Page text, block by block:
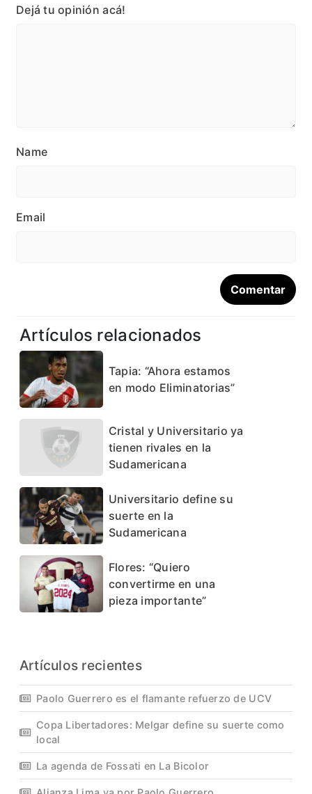
Dejá tu opinión acá!
Name
Email
Artículos relacionados
Tapia: “Ahora estamos
en modo Eliminatorias”
Cristal y Universitario ya
tienen rivales en la
Sudamericana
Universitario define su
suerte en la
Sudamericana
Flores: “Quiero
convertirme en una
pieza importante”
Artículos recientes
Paolo Guerrero es el flamante refuerzo de UCV
Copa Libertadores: Melgar define su suerte como
local
La agenda de Fossati en La Bicolor